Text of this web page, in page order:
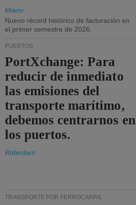
Miami
Nuevo récord histórico de facturación en
el primer semestre de 2026.
PUERTOS
PortXchange: Para
reducir de inmediato
las emisiones del
transporte marítimo,
debemos centrarnos en
los puertos.
Róterdam
TRANSPORTE POR FERROCARRIL